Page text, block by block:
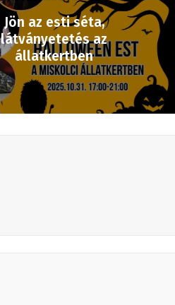
Jön az esti séta,
látványetetés az
állatkertben